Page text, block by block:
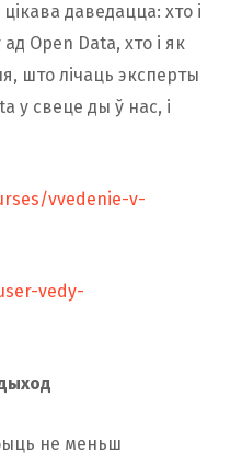
даведацца: хто і
Open Data, хто і як
што лічаць эксперты
у свеце ды ў нас, і
vvedenie-v-
vedy-
не меньш